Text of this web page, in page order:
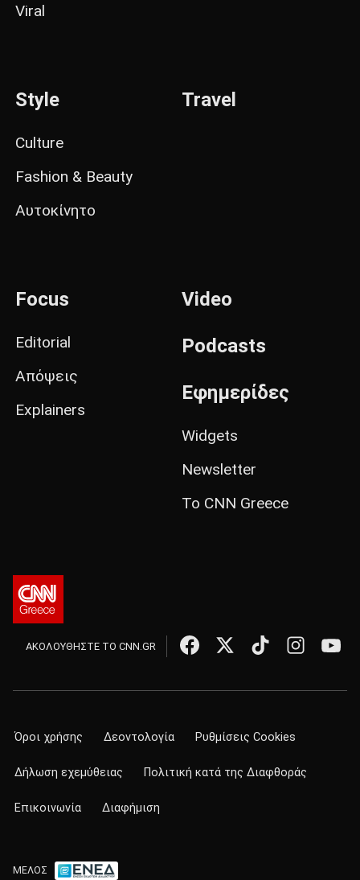
Viral
Style
Culture
Fashion & Beauty
Αυτοκίνητο
Travel
Focus
Editorial
Απόψεις
Explainers
Video
Podcasts
Εφημερίδες
Widgets
Newsletter
Το CNN Greece
ΑΚΟΛΟΥΘΗΣΤΕ ΤΟ CNN.GR
Όροι χρήσης Δεοντολογία Ρυθμίσεις Cookies
Δήλωση εχεμύθειας Πολιτική κατά της Διαφθοράς
Επικοινωνία Διαφήμιση
ΜΕΛΟΣ